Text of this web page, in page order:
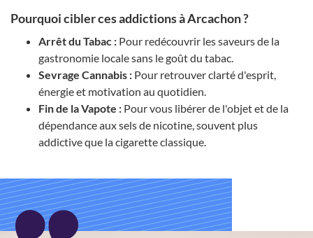
Pourquoi cibler ces addictions à Arcachon ?
Arrêt du Tabac : Pour redécouvrir les saveurs de la
gastronomie locale sans le goût du tabac.
Sevrage Cannabis : Pour retrouver clarté d'esprit,
énergie et motivation au quotidien.
Fin de la Vapote : Pour vous libérer de l'objet et de la
dépendance aux sels de nicotine, souvent plus
addictive que la cigarette classique.